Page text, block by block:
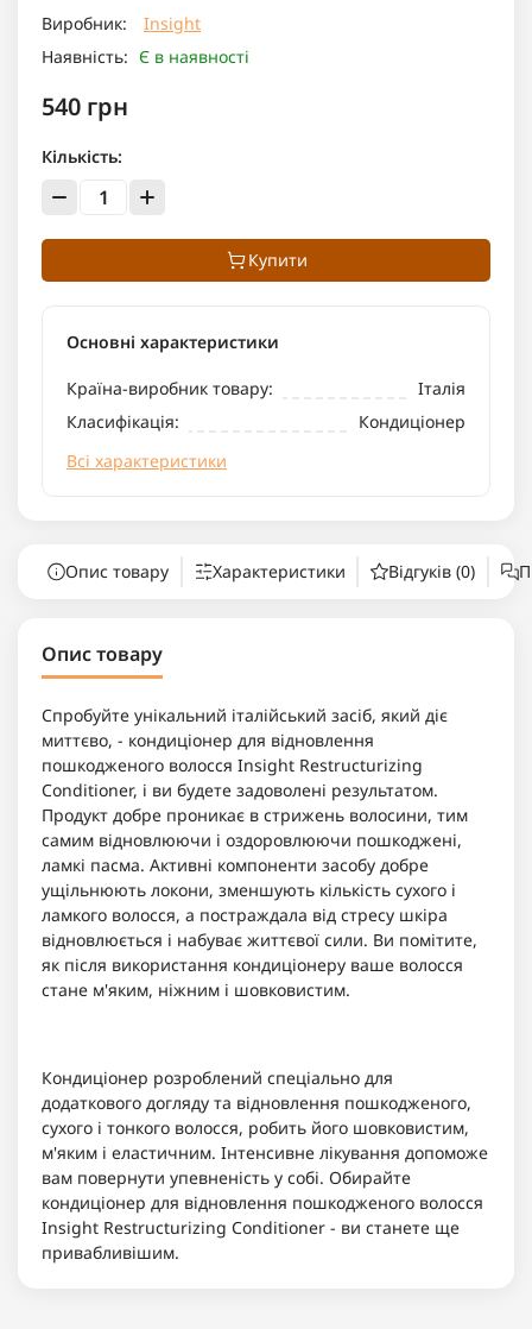
Виробник:
Insight
Наявність: Є в наявності
540 грн
Кількість:
Купити
Основні характеристики
Країна-виробник товару:
Італія
Класифікація:
Кондиціонер
Всі характеристики
Опис товару Характеристики Відгуків (0)
Опис товару
Спробуйте унікальний італійський засіб, який діє
миттєво, - кондиціонер для відновлення
пошкодженого волосся Insight Restructurizing
Сonditioner, і ви будете задоволені результатом.
Продукт добре проникає в стрижень волосини, тим
самим відновлюючи і оздоровлюючи пошкоджені,
ламкі пасма. Активні компоненти засобу добре
ущільнюють локони, зменшують кількість сухого і
ламкого волосся, а постраждала від стресу шкіра
відновлюється і набуває життєвої сили. Ви помітите,
як після використання кондиціонеру ваше волосся
стане м'яким, ніжним і шовковистим.
Кондиціонер розроблений спеціально для
додаткового догляду та відновлення пошкодженого,
сухого і тонкого волосся, робить його шовковистим,
м'яким і еластичним. Інтенсивне лікування допоможе
вам повернути упевненість у собі. Обирайте
кондиціонер для відновлення пошкодженого волосся
Insight Restructurizing Сonditioner - ви станете ще
привабливішим.